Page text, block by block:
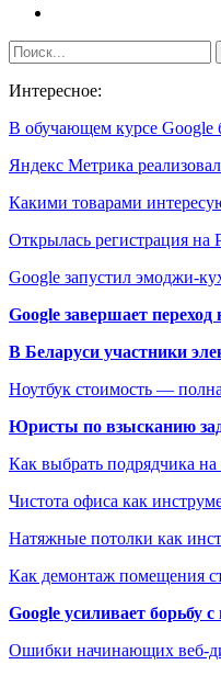
Интересное:
В обучающем курсе
Яндекс Метрика
Какими товарами
Открылась регистрация
Google запустил эмоджи-
Google завершает
В Беларуси участники
Ноутбук стоимость —
Юристы по взысканию
Как выбрать подрядчика на
Чистота офиса как
Натяжные потолки как
Как демонтаж помещения
Google усиливает борьбу
Ошибки начинающих веб-